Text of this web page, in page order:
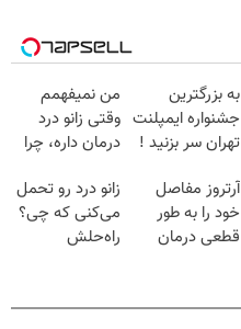
به بزرگترین
جشنواره ایمپلنت
تهران سر بزنید !
میلیون !
من نمیفهمم
وقتی زانو درد
درمان داره، چرا
تحمل میکنی؟❗
آرتروز مفاصل
خود را به طور
قطعی درمان
زانو درد رو تحمل
می‌کنی که چی؟
راه‌حلش